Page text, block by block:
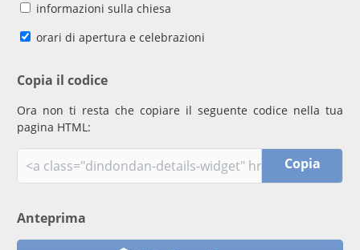
informazioni sulla chiesa
orari di apertura e celebrazioni
Copia il codice
Ora non ti resta che copiare il seguente codice nella tua
pagina HTML:
Copia
Anteprima